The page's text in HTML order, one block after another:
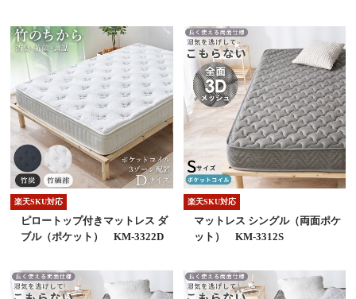
楽天SKU対応
ピロートップ付きマットレス ダ
ブル（ポケット） KM-3322D
楽天SKU対応
マットレス シングル（両面ポケ
ット） KM-3312S